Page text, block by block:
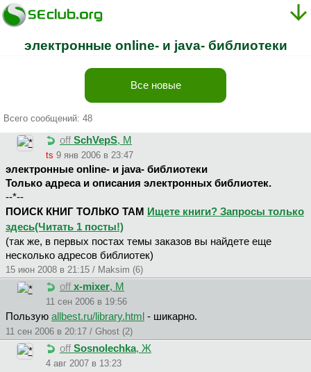
электронные online- и java- библиотеки
Все новые
Всего сообщений: 48
off SchVepS, М
ts 9 янв 2006 в 23:47
электронные online- и java- библиотеки
Только адреса и описания электронных библиотек.
--*--
ПОИСК КНИГ ТОЛbКО ТАМ
Ищете книги? Запросы только
здесь(Читать 1 посты!)
(так же, в первых постах темы заказов вы найдете еще
несколько адресов библиотек)
15 июн 2008 в 21:15 / Maksim (6)
off x-mixer, М
11 сен 2006 в 19:56
Пользую allbest.ru/library.html - шикарно.
11 сен 2006 в 20:17 / Ghost (2)
off Sosnolechka, Ж
4 авг 2007 в 13:23